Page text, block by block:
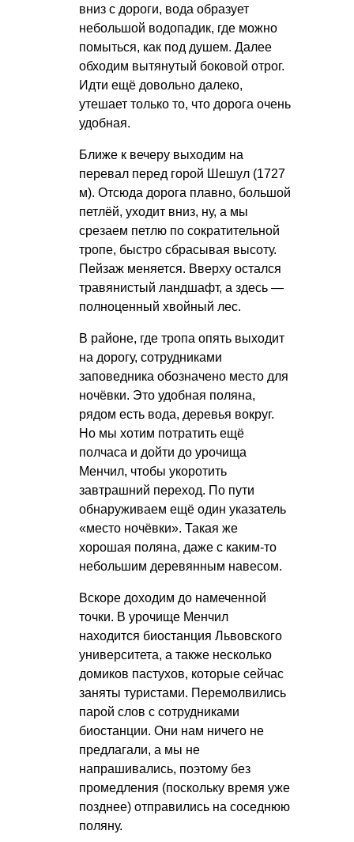
вниз с дороги, вода образует
небольшой водопадик, где можно
помыться, как под душем. Далее
обходим вытянутый боковой отрог.
Идти ещё довольно далеко,
утешает только то, что дорога очень
удобная.
Ближе к вечеру выходим на
перевал перед горой Шешул (1727
м). Отсюда дорога плавно, большой
петлёй, уходит вниз, ну, а мы
срезаем петлю по сократительной
тропе, быстро сбрасывая высоту.
Пейзаж меняется. Вверху остался
травянистый ландшафт, а здесь —
полноценный хвойный лес.
В районе, где тропа опять выходит
на дорогу, сотрудниками
заповедника обозначено место для
ночёвки. Это удобная поляна,
рядом есть вода, деревья вокруг.
Но мы хотим потратить ещё
полчаса и дойти до урочища
Менчил, чтобы укоротить
завтрашний переход. По пути
обнаруживаем ещё один указатель
«место ночёвки». Такая же
хорошая поляна, даже с каким-то
небольшим деревянным навесом.
Вскоре доходим до намеченной
точки. В урочище Менчил
находится биостанция Львовского
университета, а также несколько
домиков пастухов, которые сейчас
заняты туристами. Перемолвились
парой слов с сотрудниками
биостанции. Они нам ничего не
предлагали, а мы не
напрашивались, поэтому без
промедления (поскольку время уже
позднее) отправились на соседнюю
поляну.